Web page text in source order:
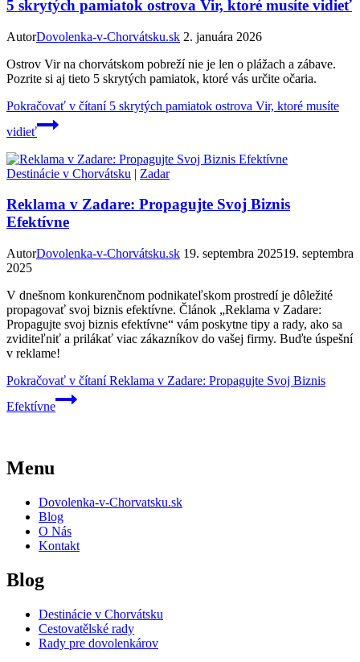
5 skrytých pamiatok ostrova Vir, ktoré musíte vidieť
AutorDovolenka-v-Chorvátsku.sk 2. januára 2026
Ostrov Vir na chorvátskom pobreží nie je len o plážach a zábave.
Pozrite si aj tieto 5 skrytých pamiatok, ktoré vás určite očaria.
Pokračovať v čítaní5 skrytých pamiatok ostrova Vir, ktoré musíte
vidieť
Destinácie v Chorvátsku | Zadar
Reklama v Zadare: Propagujte Svoj Biznis
Efektívne
AutorDovolenka-v-Chorvátsku.sk 19. septembra 202519. septembra
2025
V dnešnom konkurenčnom podnikateľskom prostredí je dôležité
propagovať svoj biznis efektívne. Článok „Reklama v Zadare:
Propagujte svoj biznis efektívne“ vám poskytne tipy a rady, ako sa
zviditeľniť a prilákať viac zákazníkov do vašej firmy. Buďte úspešní
v reklame!
Pokračovať v čítaníReklama v Zadare: Propagujte Svoj Biznis
Efektívne
Menu
Dovolenka-v-Chorvatsku.sk
Blog
O Nás
Kontakt
Blog
Destinácie v Chorvátsku
Cestovatělské rady
Rady pre dovolenkárov